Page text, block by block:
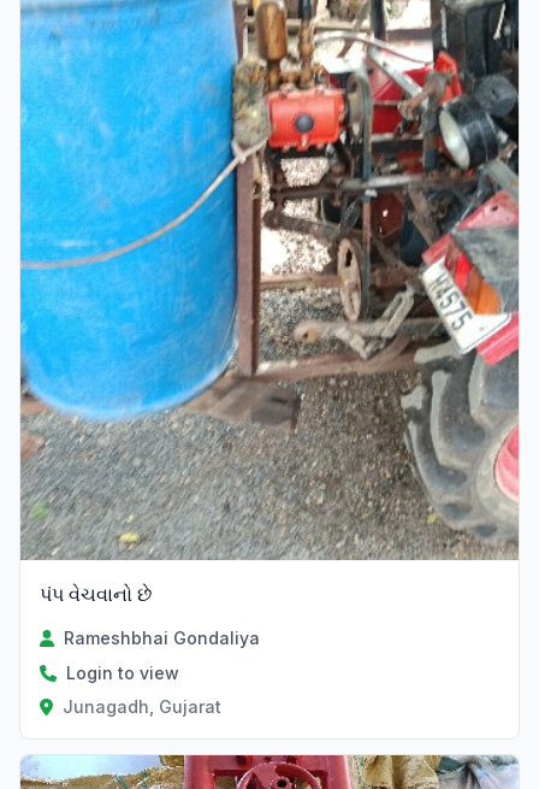
પંપ વેચવાનો છે
Rameshbhai Gondaliya
Login to view
Junagadh, Gujarat